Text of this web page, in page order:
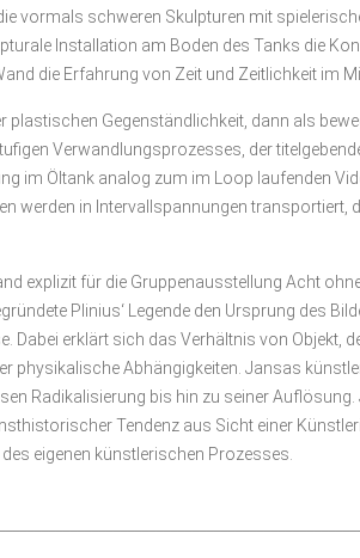
vormals schweren Skulpturen mit
Installation am Boden des Tanks die
die Erfahrung von Zeit und Zeitlichkeit im
Gegenständlichkeit, dann als
Verwandlungsprozesses, der
im Öltank analog zum im Loop laufenden
werden in Intervallspannungen
explizit für die Gruppenausstellung Acht
Plinius‘ Legende den Ursprung des
Dabei erklärt sich das Verhältnis von Objekt,
physikalische Abhängigkeiten. Jansas
Radikalisierung bis hin zu seiner
Tendenz aus Sicht einer
eigenen künstlerischen Prozesses.